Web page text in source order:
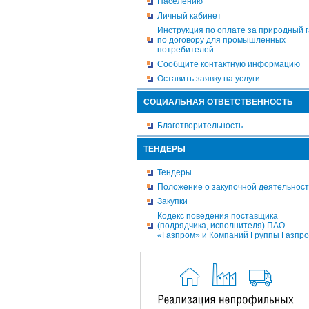
Личный кабинет
Инструкция по оплате за природный
по договору для промышленных
потребителей
Сообщите контактную информацию
Оставить заявку на услуги
СОЦИАЛЬНАЯ ОТВЕТСТВЕННОСТЬ
Благотворительность
ТЕНДЕРЫ
Тендеры
Положение о закупочной
Закупки
Кодекс поведения поставщика
(подрядчика, исполнителя) ПАО
«Газпром» и Компаний Группы